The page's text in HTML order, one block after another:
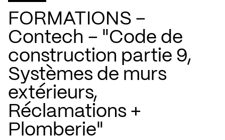
FORMATIONS –
Contech – "Code de
construction partie 9,
Systèmes de murs
extérieurs,
Réclamations +
Plomberie"